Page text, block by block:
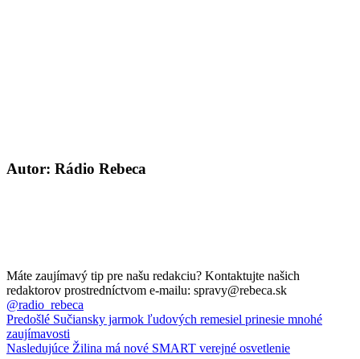
Autor: Rádio Rebeca
Máte zaujímavý tip pre našu redakciu? Kontaktujte našich
redaktorov prostredníctvom e-mailu: spravy@rebeca.sk
@radio_rebeca
Predošlé Sučiansky jarmok ľudových remesiel prinesie mnohé
zaujímavosti
Nasledujúce Žilina má nové SMART verejné osvetlenie